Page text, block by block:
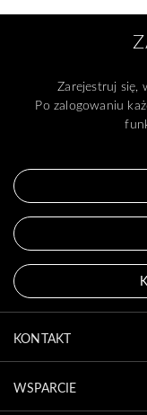
Zarejestruj się,
Po zalogowaniu
KONTAKT
WSPARCIE